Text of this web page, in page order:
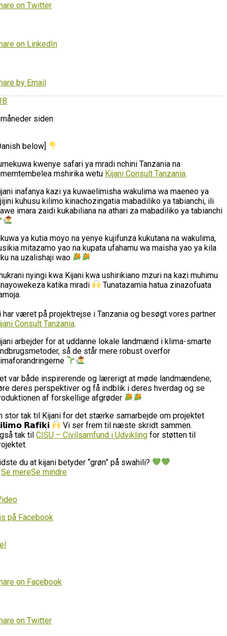
on Twitter
on LinkedIn
by Email
siden
below]
kwenye safari ya mradi nchini Tanzania na
mshirika wetu Kijani Consult Tanzania.
inafanya kazi ya kuwaelimisha wakulima wa maeneo ya
kuhusu kilimo kinachozingatia mabadiliko ya tabianchi, ili
imara zaidi kukabiliana na athari za mabadiliko ya tabianchi
ya kutia moyo na yenye kujifunza kukutana na wakulima,
mitazamo yao na kupata ufahamu wa maisha yao ya kila
na uzalishaji wao
nyingi kwa Kijani kwa ushirikiano mzuri na kazi muhimu
katika mradi
Tunatazamia hatua zinazofuata
har været på projektrejse i Tanzania og besøgt vores partner
Consult Tanzania.
arbejder for at uddanne lokale landmænd i klima-smarte
så de står mere robust overfor
var både inspirerende og lærerigt at møde landmændene,
deres perspektiver og få indblik i deres hverdag og se
af forskellige afgrøder
stor tak til Kijani for det stærke samarbejde om projektet
𝗥𝗮𝗳𝗶𝗸𝗶
Vi ser frem til næste skridt sammen.
tak til CISU – Civilsamfund i Udvikling for støtten til
du at kijani betyder “grøn” på swahili?
Se mereSe mindre
på Facebook
on Facebook
on Twitter